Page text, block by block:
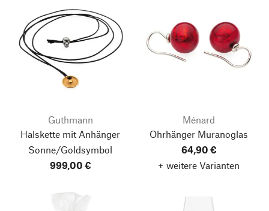
Guthmann
Halskette mit Anhänger
Sonne/Goldsymbol
999,00 €
Ménard
Ohrhänger Muranoglas
64,90 €
+ weitere Varianten